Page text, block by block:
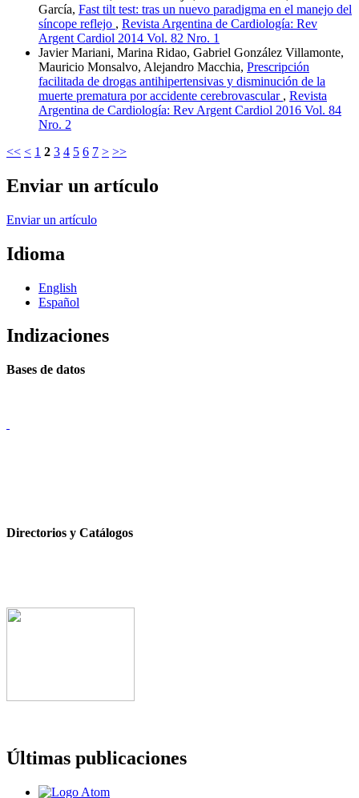
García, Fast tilt test: tras un nuevo paradigma en el manejo del
síncope reflejo , Revista Argentina de Cardiología: Rev
Argent Cardiol 2014 Vol. 82 Nro. 1
Javier Mariani, Marina Ridao, Gabriel González Villamonte,
Mauricio Monsalvo, Alejandro Macchia, Prescripción
facilitada de drogas antihipertensivas y disminución de la
muerte prematura por accidente cerebrovascular , Revista
Argentina de Cardiología: Rev Argent Cardiol 2016 Vol. 84
Nro. 2
<< < 1 2 3 4 5 6 7 > >>
Enviar un artículo
Enviar un artículo
Idioma
English
Español
Indizaciones
Bases de datos
Directorios y Catálogos
Últimas publicaciones